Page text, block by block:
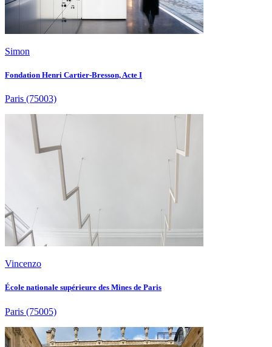
Simon
Fondation Henri Cartier-Bresson, Acte I
Paris (75003)
Vincenzo
École nationale supérieure des Mines de Paris
Paris (75005)